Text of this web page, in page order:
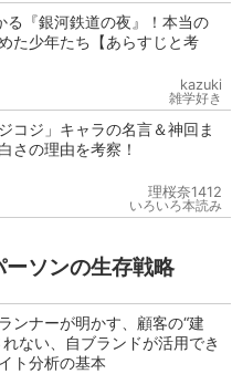
る『銀河鉄道の夜』！本当の
た少年たち【あらすじと考
kazuki
雑学好き
コジ」キャラの名言＆神回ま
さの理由を考察！
理桜奈1412
いろいろ本読み
ソンの生存戦略
ンナーが明かす、顧客の“建
れない、自ブランドが活用でき
ト分析の基本